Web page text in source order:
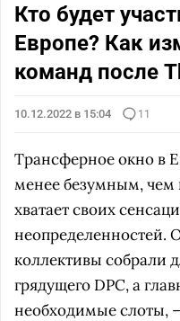
Кто будет
Европе? Как
команд после
10.12.2022 в 15:04 11
Трансферное окно в
менее безумным, чем
хватает своих
неопределенностей.
коллективы собрали
грядущего DPC, а
необходимые слоты,